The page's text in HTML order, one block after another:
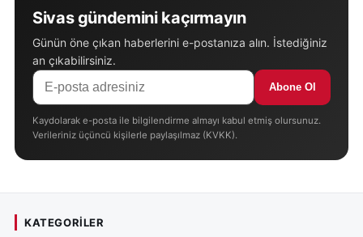
Sivas gündemini kaçırmayın
Günün öne çıkan haberlerini e-postanıza alın. İstediğiniz
an çıkabilirsiniz.
Abone Ol
Kaydolarak e-posta ile bilgilendirme almayı kabul etmiş olursunuz.
Verileriniz üçüncü kişilerle paylaşılmaz (KVKK).
KATEGORILER